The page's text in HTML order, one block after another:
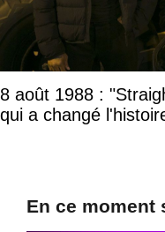
8 août 1988 :
qui a changé
En ce moment